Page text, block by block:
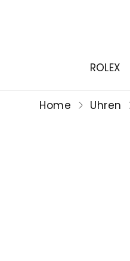
ROLEX
Home Uhren